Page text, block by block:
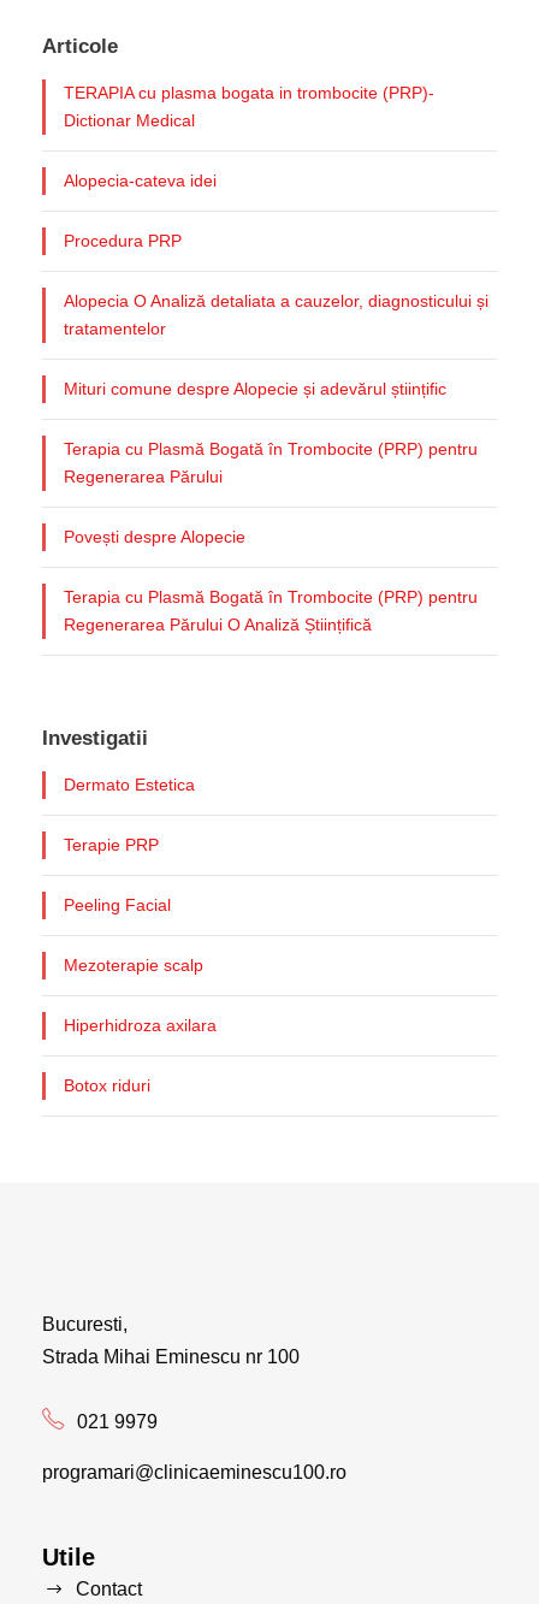
Articole
TERAPIA cu plasma bogata in trombocite (PRP)-
Dictionar Medical
Alopecia-cateva idei
Procedura PRP
Alopecia O Analiză detaliata a cauzelor, diagnosticului și
tratamentelor
Mituri comune despre Alopecie și adevărul științific
Terapia cu Plasmă Bogată în Trombocite (PRP) pentru
Regenerarea Părului
Povești despre Alopecie
Terapia cu Plasmă Bogată în Trombocite (PRP) pentru
Regenerarea Părului O Analiză Științifică
Investigatii
Dermato Estetica
Terapie PRP
Peeling Facial
Mezoterapie scalp
Hiperhidroza axilara
Botox riduri
Bucuresti,
Strada Mihai Eminescu nr 100
021 9979
programari@clinicaeminescu100.ro
Utile
Contact